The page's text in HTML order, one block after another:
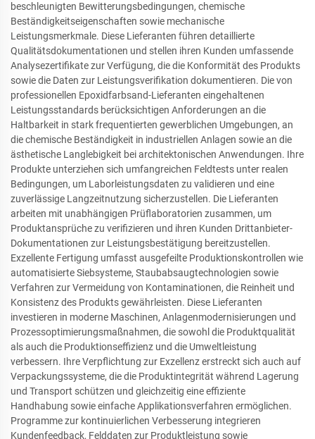
beschleunigten Bewitterungsbedingungen, chemische
Beständigkeitseigenschaften sowie mechanische
Leistungsmerkmale. Diese Lieferanten führen detaillierte
Qualitätsdokumentationen und stellen ihren Kunden umfassende
Analysezertifikate zur Verfügung, die die Konformität des Produkts
sowie die Daten zur Leistungsverifikation dokumentieren. Die von
professionellen Epoxidfarbsand-Lieferanten eingehaltenen
Leistungsstandards berücksichtigen Anforderungen an die
Haltbarkeit in stark frequentierten gewerblichen Umgebungen, an
die chemische Beständigkeit in industriellen Anlagen sowie an die
ästhetische Langlebigkeit bei architektonischen Anwendungen. Ihre
Produkte unterziehen sich umfangreichen Feldtests unter realen
Bedingungen, um Laborleistungsdaten zu validieren und eine
zuverlässige Langzeitnutzung sicherzustellen. Die Lieferanten
arbeiten mit unabhängigen Prüflaboratorien zusammen, um
Produktansprüche zu verifizieren und ihren Kunden Drittanbieter-
Dokumentationen zur Leistungsbestätigung bereitzustellen.
Exzellente Fertigung umfasst ausgefeilte Produktionskontrollen wie
automatisierte Siebsysteme, Staubabsaugtechnologien sowie
Verfahren zur Vermeidung von Kontaminationen, die Reinheit und
Konsistenz des Produkts gewährleisten. Diese Lieferanten
investieren in moderne Maschinen, Anlagenmodernisierungen und
Prozessoptimierungsmaßnahmen, die sowohl die Produktqualität
als auch die Produktionseffizienz und die Umweltleistung
verbessern. Ihre Verpflichtung zur Exzellenz erstreckt sich auch auf
Verpackungssysteme, die die Produktintegrität während Lagerung
und Transport schützen und gleichzeitig eine effiziente
Handhabung sowie einfache Applikationsverfahren ermöglichen.
Programme zur kontinuierlichen Verbesserung integrieren
Kundenfeedback, Felddaten zur Produktleistung sowie